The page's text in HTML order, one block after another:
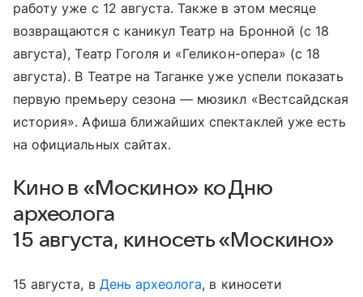
работу уже с 12 августа. Также в этом месяце
возвращаются с каникул Театр на Бронной (с 18
августа), Театр Гоголя и «Геликон-опера» (с 18
августа). В Театре на Таганке уже успели показать
первую премьеру сезона — мюзикл «Вестсайдская
история». Афиша ближайших спектаклей уже есть
на официальных сайтах.
Кино в «Москино» ко Дню
археолога
15 августа, киносеть «Москино»
15 августа, в День археолога, в киносети